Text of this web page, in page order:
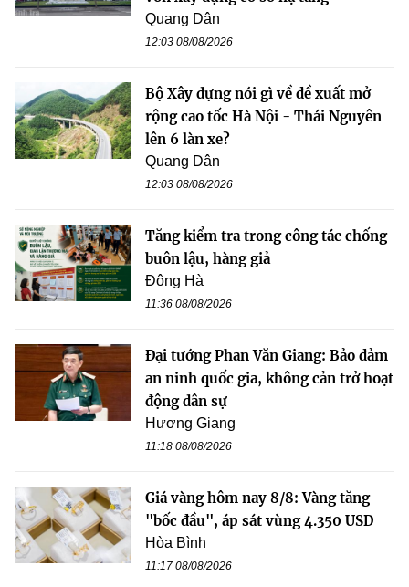
Quang Dân
12:03 08/08/2026
Bộ Xây dựng nói gì về đề xuất mở
rộng cao tốc Hà Nội - Thái Nguyên
lên 6 làn xe?
Quang Dân
12:03 08/08/2026
Tăng kiểm tra trong công tác chống
buôn lậu, hàng giả
Đông Hà
11:36 08/08/2026
Đại tướng Phan Văn Giang: Bảo đảm
an ninh quốc gia, không cản trở hoạt
động dân sự
Hương Giang
11:18 08/08/2026
Giá vàng hôm nay 8/8: Vàng tăng
"bốc đầu", áp sát vùng 4.350 USD
Hòa Bình
11:17 08/08/2026